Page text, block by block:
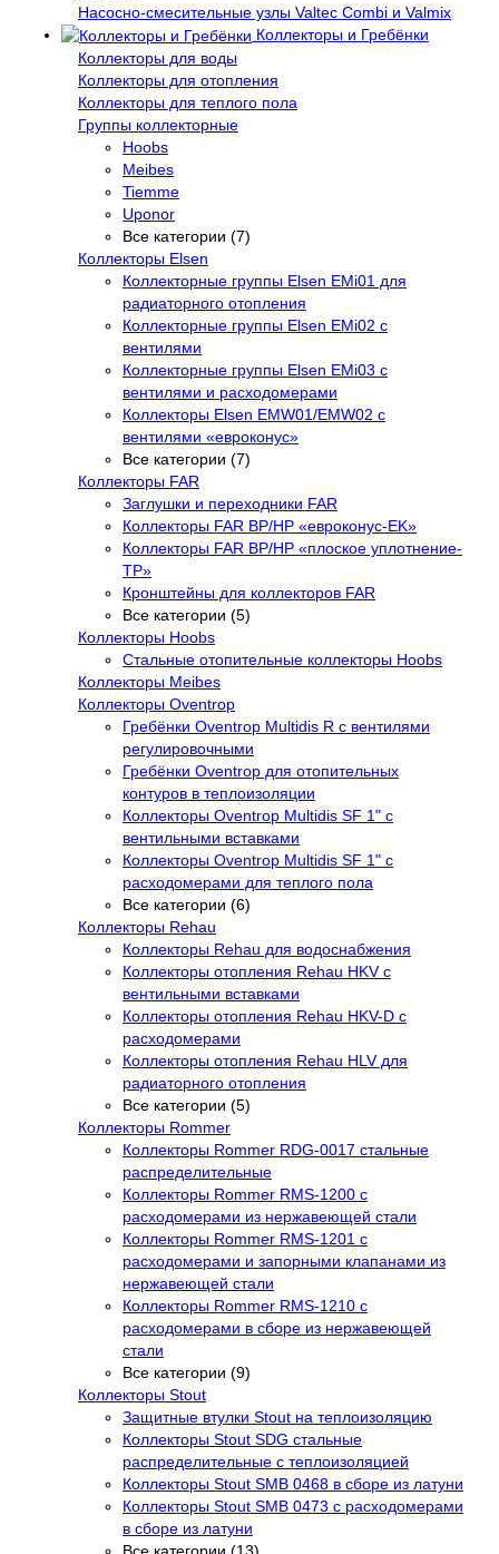
Насосно-смесительные узлы Valtec Combi и Valmix
Коллекторы и Гребёнки
Коллекторы для воды
Коллекторы для отопления
Коллекторы для теплого пола
Группы коллекторные
Hoobs
Meibes
Tiemme
Uponor
Все категории (7)
Коллекторы Elsen
Коллекторные группы Elsen EMi01 для
радиаторного отопления
Коллекторные группы Elsen EMi02 с
вентилями
Коллекторные группы Elsen EMi03 с
вентилями и расходомерами
Коллекторы Elsen EMW01/EMW02 с
вентилями «евроконус»
Все категории (7)
Коллекторы FAR
Заглушки и переходники FAR
Коллекторы FAR ВР/НР «евроконус-EK»
Коллекторы FAR ВР/НР «плоское уплотнение-
TP»
Кронштейны для коллекторов FAR
Все категории (5)
Коллекторы Hoobs
Стальные отопительные коллекторы Hoobs
Коллекторы Meibes
Коллекторы Oventrop
Гребёнки Oventrop Multidis R с вентилями
регулировочными
Гребёнки Oventrop для отопительных
контуров в теплоизоляции
Коллекторы Oventrop Multidis SF 1" с
вентильными вставками
Коллекторы Oventrop Multidis SF 1" с
расходомерами для теплого пола
Все категории (6)
Коллекторы Rehau
Коллекторы Rehau для водоснабжения
Коллекторы отопления Rehau HKV с
вентильными вставками
Коллекторы отопления Rehau HKV-D с
расходомерами
Коллекторы отопления Rehau HLV для
радиаторного отопления
Все категории (5)
Коллекторы Rommer
Коллекторы Rommer RDG-0017 стальные
распределительные
Коллекторы Rommer RMS-1200 с
расходомерами из нержавеющей стали
Коллекторы Rommer RMS-1201 с
расходомерами и запорными клапанами из
нержавеющей стали
Коллекторы Rommer RMS-1210 с
расходомерами в сборе из нержавеющей
стали
Все категории (9)
Коллекторы Stout
Защитные втулки Stout на теплоизоляцию
Коллекторы Stout SDG стальные
распределительные с теплоизоляцией
Коллекторы Stout SMB 0468 в сборе из латуни
Коллекторы Stout SMB 0473 с расходомерами
в сборе из латуни